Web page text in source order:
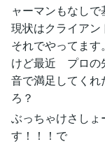
ャーマンもなし
現状はクライア
それでやってま
けど最近 プロの
音で満足してく
ろ？
ぶっちゃけさしょ
す！！！で